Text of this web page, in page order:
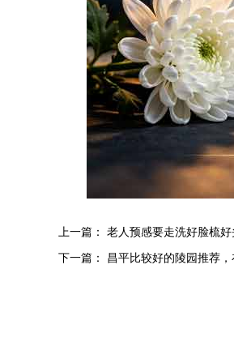
上一篇： 老人预感要走洗好脸梳
下一篇： 昌平比较好的陵园推荐